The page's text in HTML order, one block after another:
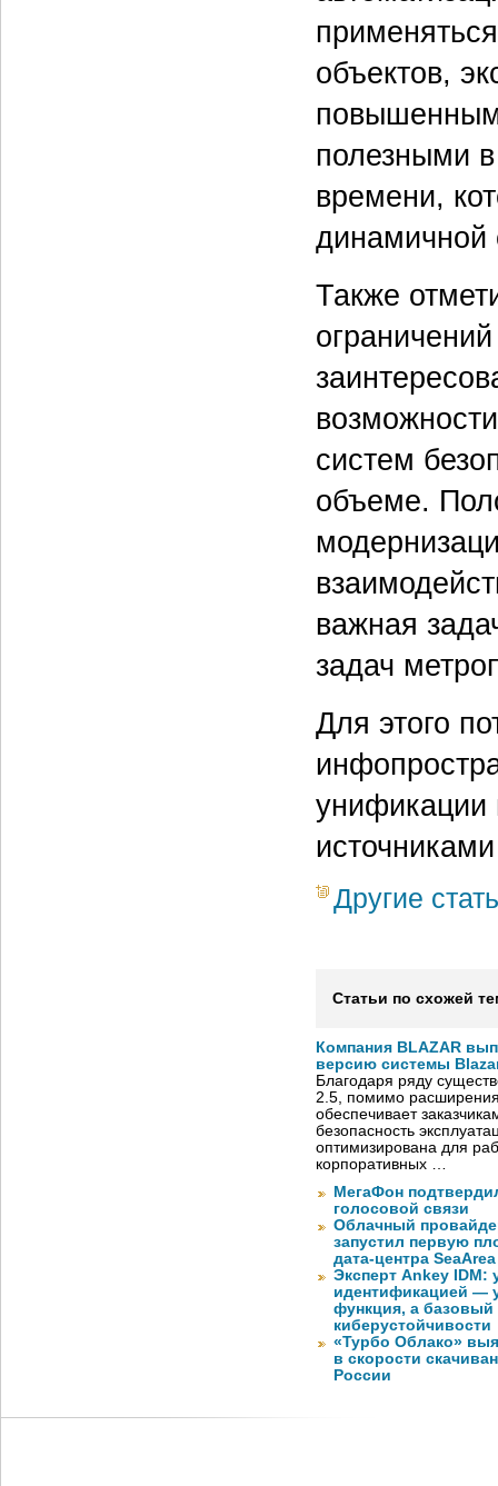
объектов,
полезными
времени,
динамичной
Также
систем
объеме.
важная
задач
Для этого
унификации
Другие
Статьи по схожей
Компания BLAZAR
версию системы
Благодаря ряду
2.5, помимо
обеспечивает
безопасность
оптимизирована для
корпоративных …
МегаФон
голосовой связи
Облачный
запустил первую
дата-центра
Эксперт Ankey IDM:
идентификацией —
функция, а базовый
киберустойчивости
«Турбо Облако»
в скорости
России